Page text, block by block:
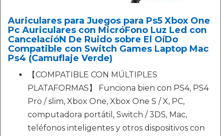
Auriculares para Juegos para Ps5 Xbox One
Pc Auriculares con MicróFono Luz Led con
CancelacióN De Ruido sobre El OíDo
Compatible con Switch Games Laptop Mac
Ps4 (Camuflaje Verde)
【COMPATIBLE CON MÚLTIPLES
PLATAFORMAS】 Funciona bien con PS4, PS4
Pro / slim, Xbox One, Xbox One S / X, PC,
computadora portátil, Switch / 3DS, Mac,
teléfonos inteligentes y otros dispositivos con